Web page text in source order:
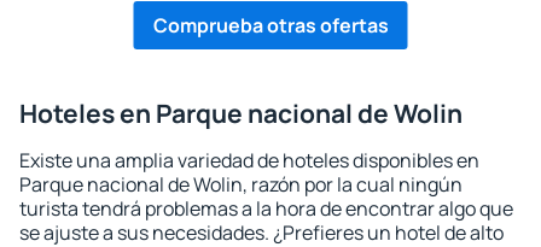
Comprueba otras ofertas
Hoteles en Parque nacional de Wolin
Existe una amplia variedad de hoteles disponibles en
Parque nacional de Wolin, razón por la cual ningún
turista tendrá problemas a la hora de encontrar algo que
se ajuste a sus necesidades. ¿Prefieres un hotel de alto